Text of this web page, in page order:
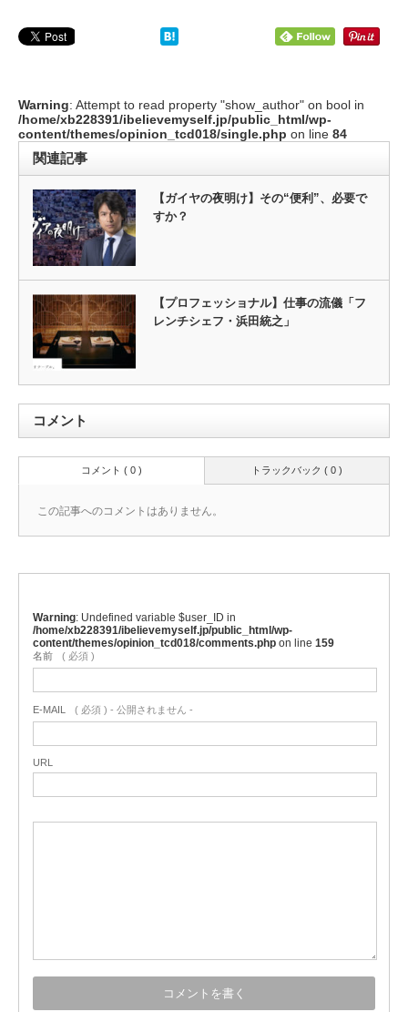
Warning: Attempt to read property "show_author" on bool in
/home/xb228391/ibelievemyself.jp/public_html/wp-
content/themes/opinion_tcd018/single.php on line 84
関連記事
【ガイヤの夜明け】その“便利”、必要で
すか？
【プロフェッショナル】仕事の流儀「フ
レンチシェフ・浜田統之」
コメント
トラックバック ( 0 )
コメント ( 0 )
この記事へのコメントはありません。
Warning : Undefined variable $user_ID in
/home/xb228391/ibelievemyself.jp/public_html/wp-
content/themes/opinion_tcd018/comments.php on line 159
名前 ( 必須 )
E-MAIL ( 必須 ) - 公開されません -
URL